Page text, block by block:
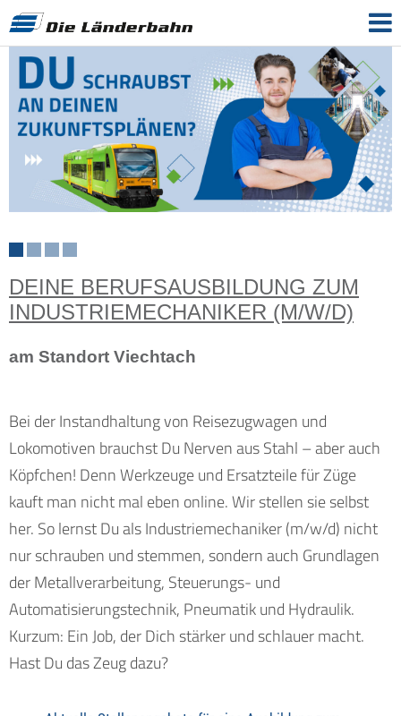
DEINE BERUFSAUSBILDUNG ZUM
INDUSTRIEMECHANIKER (M/W/D)
am Standort Viechtach
Bei der Instandhaltung von Reisezugwagen und
Lokomotiven brauchst Du Nerven aus Stahl – aber auch
Köpfchen! Denn Werkzeuge und Ersatzteile für Züge
kauft man nicht mal eben online. Wir stellen sie selbst
her. So lernst Du als Industriemechaniker (m/w/d) nicht
nur schrauben und stemmen, sondern auch Grundlagen
der Metallverarbeitung, Steuerungs- und
Automatisierungstechnik, Pneumatik und Hydraulik.
Kurzum: Ein Job, der Dich stärker und schlauer macht.
Hast Du das Zeug dazu?